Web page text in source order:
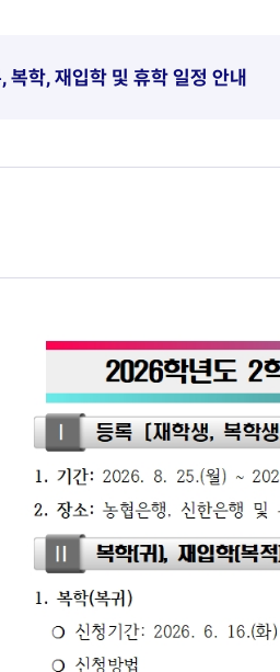
학, 재입학 및 휴학 일정 안내